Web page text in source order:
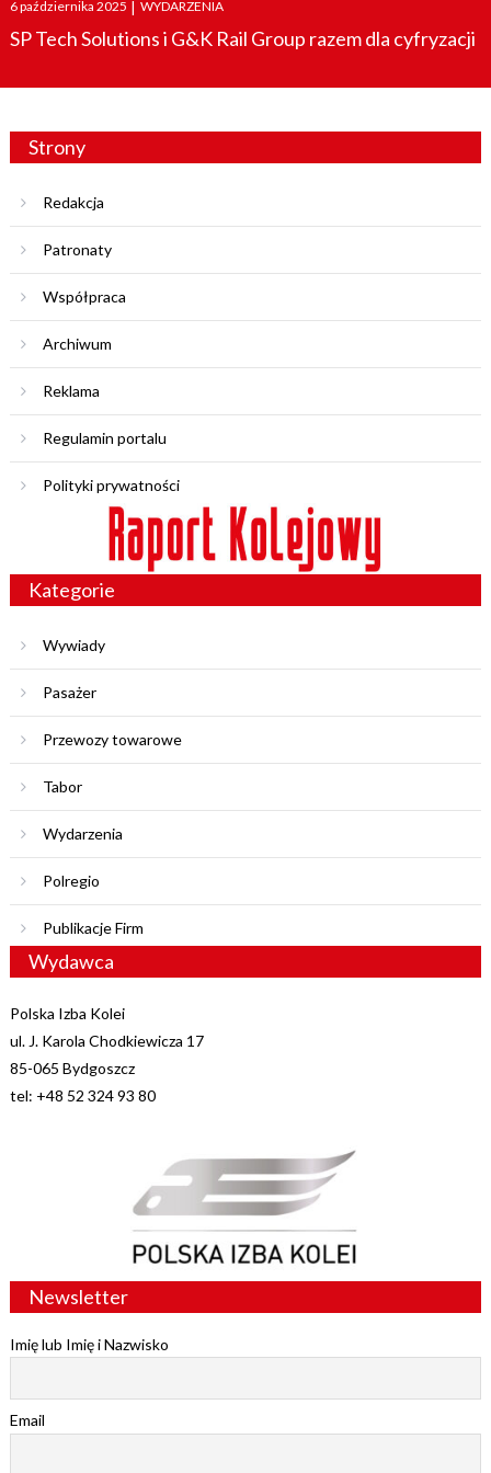
on
6 października 2025 | WYDARZENIA
SP Tech Solutions i G&K Rail Group razem dla cyfryzacji
Strony
Redakcja
Patronaty
Współpraca
Archiwum
Reklama
Regulamin portalu
Polityki prywatności
Kategorie
Wywiady
Pasażer
Przewozy towarowe
Tabor
Wydarzenia
Polregio
Publikacje Firm
Wydawca
Polska Izba Kolei
ul. J. Karola Chodkiewicza 17
85-065 Bydgoszcz
tel: +48 52 324 93 80
Newsletter
Imię lub Imię i Nazwisko
Email